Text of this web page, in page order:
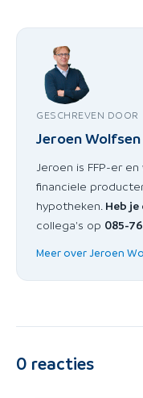
GESCHREVEN DOOR
Jeroen Wolfsen
Jeroen is FFP-er
financiele
hypotheken. Heb je
collega's op 085-
Meer over Jeroen
0 reacties